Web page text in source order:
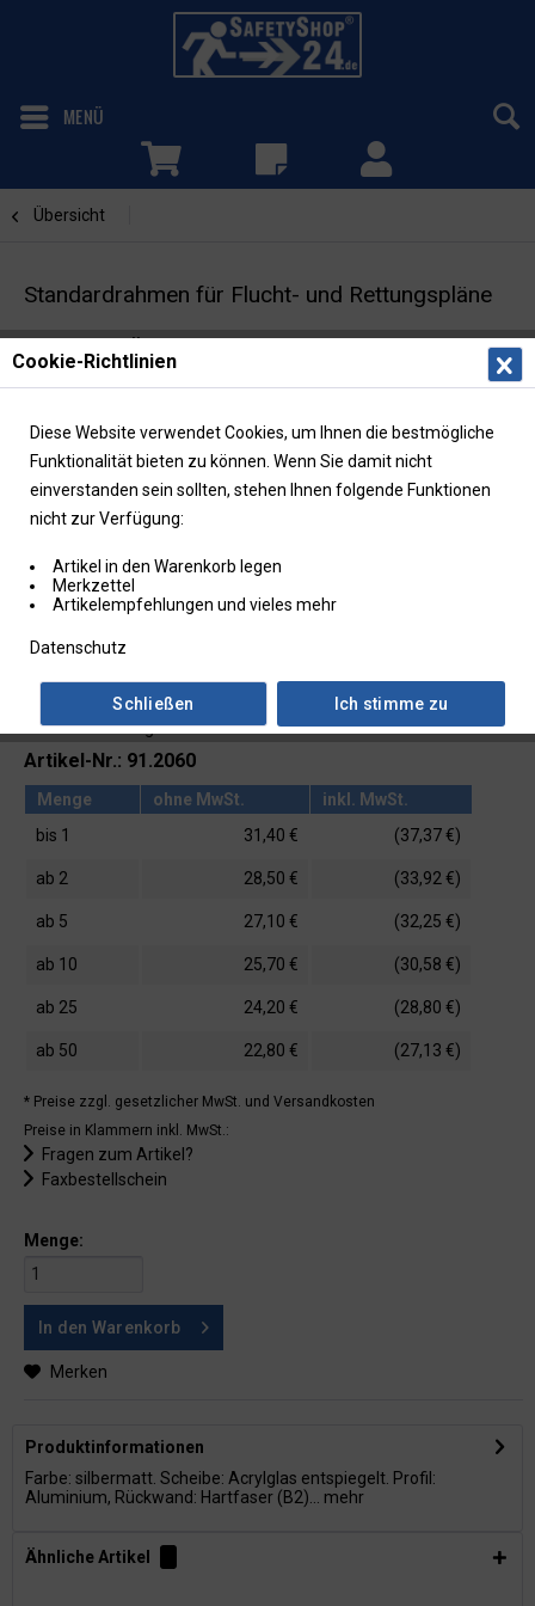
MENÜ
Übersicht
Standardrahmen für Flucht- und Rettungspläne
DIN A4 | silbermatt
Lieferzeit: ab Lager
Artikel-Nr.: 91.2060
Menge ohne MwSt.
inkl. MwSt.
bis 1 31,40 € (37,37 €)
ab 2 28,50 € (33,92 €)
ab 5 27,10 € (32,25 €)
ab 10 25,70 € (30,58 €)
ab 25 24,20 € (28,80 €)
ab 50 22,80 € (27,13 €)
* Preise zzgl. gesetzlicher MwSt. und Versandkosten
Preise in Klammern inkl. MwSt.:
Fragen zum Artikel?
Faxbestellschein
Menge:
In den Warenkorb
Merken
Produktinformationen
Farbe: silbermatt. Scheibe: Acrylglas entspiegelt. Profil:
Aluminium, Rückwand: Hartfaser (B2)...
mehr
Ähnliche Artikel
Cookie-Richtlinien
Diese Website verwendet Cookies, um Ihnen die bestmögliche
Funktionalität bieten zu können. Wenn Sie damit nicht
einverstanden sein sollten, stehen Ihnen folgende Funktionen
nicht zur Verfügung:
Artikel in den Warenkorb legen
Merkzettel
Artikelempfehlungen und vieles mehr
Datenschutz
Ich stimme zu
Schließen